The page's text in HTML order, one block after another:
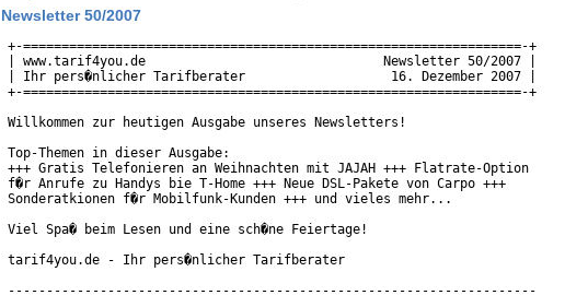
Newsletter 50/2007
+-=================================================================-+
| www.tarif4you.de                               Newsletter 50/2007 |
| Ihr pers�nlicher Tarifberater                   16. Dezember 2007 |
+-=================================================================-+
Willkommen zur heutigen Ausgabe unseres Newsletters!
Top-Themen in dieser Ausgabe:
+++ Gratis Telefonieren an Weihnachten mit JAJAH +++ Flatrate-Option
f�r Anrufe zu Handys bie T-Home +++ Neue DSL-Pakete von Carpo +++
Sonderatkionen f�r Mobilfunk-Kunden +++ und vieles mehr...
Viel Spa� beim Lesen und eine sch�ne Feiertage!
tarif4you.de - Ihr pers�nlicher Tarifberater
---------------------------------------------------------------------